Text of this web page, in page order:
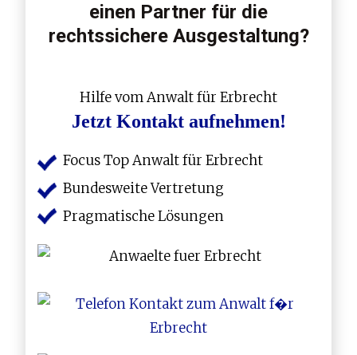
einen Partner für die
rechtssichere Ausgestaltung?
Hilfe vom Anwalt für Erbrecht
Jetzt Kontakt aufnehmen!
Focus Top Anwalt für Erbrecht
Bundesweite Vertretung
Pragmatische Lösungen